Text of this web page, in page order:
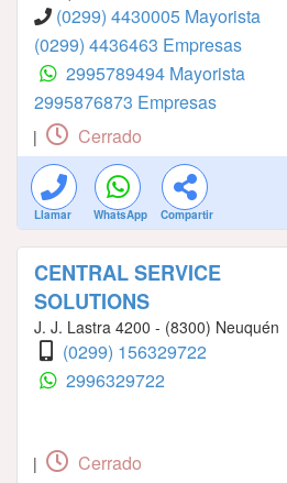
(0299) 4430005 Mayorista
(0299) 4436463 Empresas
2995789494 Mayorista
2995876873 Empresas
| Cerrado
Llamar WhatsApp Compartir
CENTRAL SERVICE
SOLUTIONS
J. J. Lastra 4200 - (8300) Neuquén
(0299) 156329722
2996329722
| Cerrado